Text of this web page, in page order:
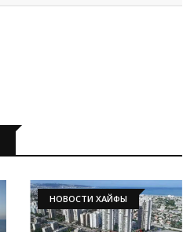
НОВОСТИ ХАЙФЫ